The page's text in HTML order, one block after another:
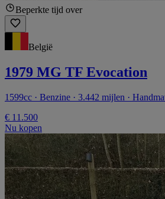
Beperkte tijd over
België
1979 MG TF Evocation
1599cc · Benzine · 3.442 mijlen ·
€ 11.500
Nu kopen